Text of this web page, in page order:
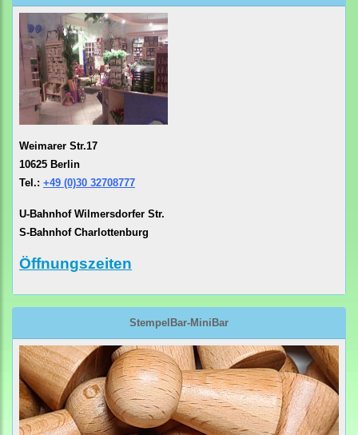
Weimarer Str.17
10625 Berlin
Tel.: +49 (0)30 32708777
U-Bahnhof Wilmersdorfer Str.
S-Bahnhof Charlottenburg
Öffnungszeiten
StempelBar-MiniBar